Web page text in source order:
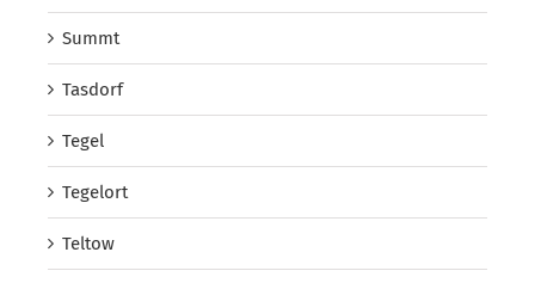
Summt
Tasdorf
Tegel
Tegelort
Teltow